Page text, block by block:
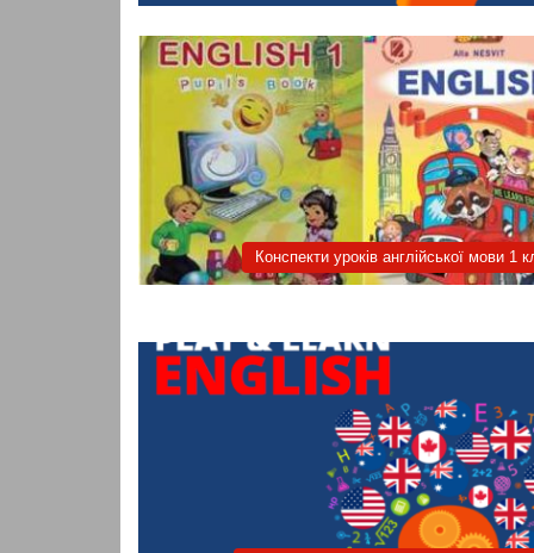
Конспекти уроків англійської мови 1